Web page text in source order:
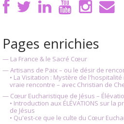
Pages enrichies
— La France & le Sacré Cœur
— Artisans de Paix – ou le désir de
• La Visitation : Mystère de
vraie rencontre – avec Christian de
— Cœur Eucharistique de Jésus –
• Introduction aux ÉLÉVATIONS sur la
de Jésus
• Qu'est-ce que le culte du Cœur